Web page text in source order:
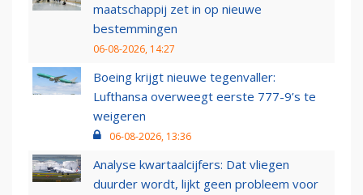
maatschappij zet in op nieuwe
bestemmingen
06-08-2026, 14:27
Boeing krijgt nieuwe tegenvaller:
Lufthansa overweegt eerste 777-9’s te
weigeren
06-08-2026, 13:36
Analyse kwartaalcijfers: Dat vliegen
duurder wordt, lijkt geen probleem voor